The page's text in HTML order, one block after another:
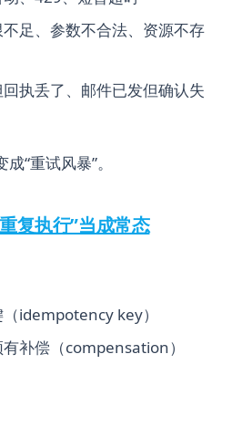
不足、参数不合法、资源不存
回执丢了、邮件已发但确认失
“重试风暴”。
复执行”当成常态
idempotency key）
补偿（compensation）